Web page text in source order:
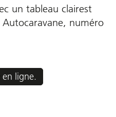
un tableau clairest
, numéro
ligne.